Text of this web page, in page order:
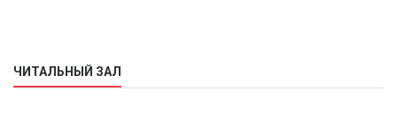
ЧИТАЛЬНЫЙ ЗАЛ